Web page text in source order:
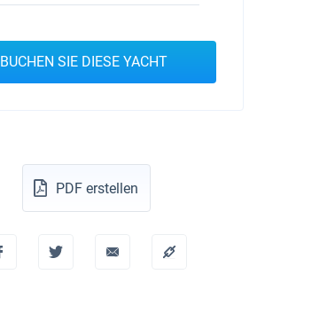
BUCHEN SIE DIESE YACHT
PDF erstellen